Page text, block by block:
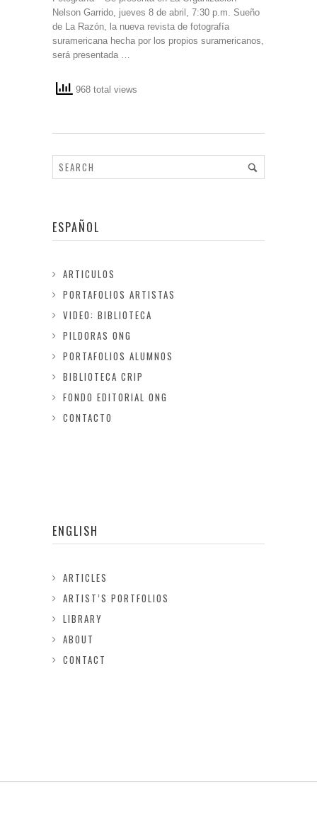
Nelson Garrido, jueves 8 de abril, 7:30 p.m. Sueño
de La Razón, la nueva revista de fotografía
suramericana hecha por los propios suramericanos,
será presentada …
968 total views
ESPAÑOL
ARTICULOS
PORTAFOLIOS ARTISTAS
VIDEO: BIBLIOTECA
PILDORAS ONG
PORTAFOLIOS ALUMNOS
BIBLIOTECA CRIP
FONDO EDITORIAL ONG
CONTACTO
ENGLISH
ARTICLES
ARTIST’S PORTFOLIOS
LIBRARY
ABOUT
CONTACT